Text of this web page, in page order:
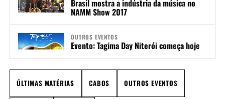
Brasil mostra a indústria da música no
NAMM Show 2017
OUTROS EVENTOS
Evento: Tagima Day Niterói começa hoje
ÚLTIMAS MATÉRIAS CABOS OUTROS EVENTOS